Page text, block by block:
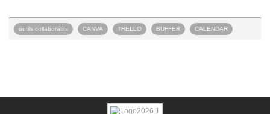
outils collaboratifs CANVA TRELLO BUFFER CALENDAR